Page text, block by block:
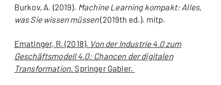
Burkov, A. (2019). Machine Learning kompakt: Alles,
was Sie wissen müssen(2019th ed.). mitp.
Ematinger, R. (2018). Von der Industrie 4.0 zum
Geschäftsmodell 4.0: Chancen der digitalen
Transformation. Springer Gabler.